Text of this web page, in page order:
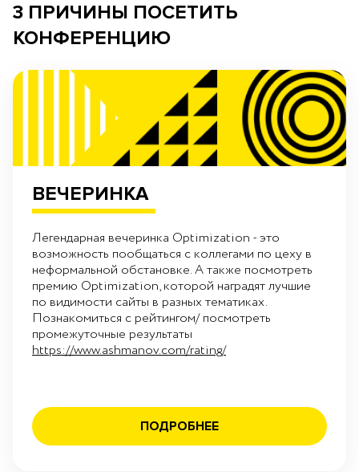
3 ПРИЧИНЫ ПОСЕТИТЬ
КОНФЕРЕНЦИЮ
ВЕЧЕРИНКА
Легендарная вечеринка Optimization - это
возможность пообщаться с коллегами по цеху в
неформальной обстановке. А также посмотреть
премию Optimization, которой наградят лучшие
по видимости сайты в разных тематиках.
Познакомиться с рейтингом/ посмотреть
промежуточные результаты
https://www.ashmanov.com/rating/
ПОДРОБНЕЕ